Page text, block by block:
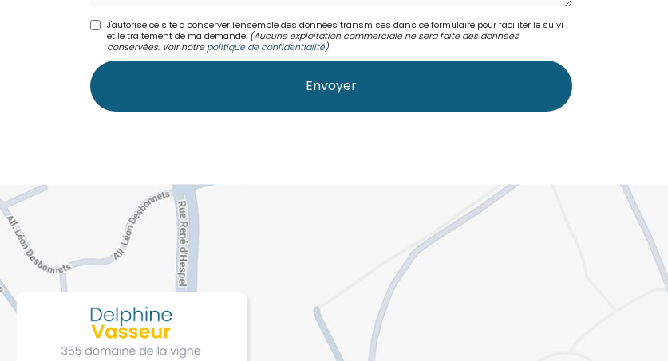
J'autorise ce site à conserver l'ensemble des données transmises dans ce formulaire pour faciliter le suivi
et le traitement de ma demande. (Aucune exploitation commerciale ne sera faite des données
conservées. Voir notrepolitique de confidentialité)